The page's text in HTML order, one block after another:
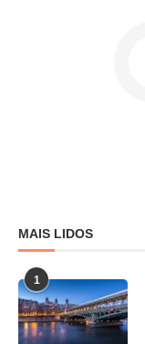
MAIS LIDOS
1